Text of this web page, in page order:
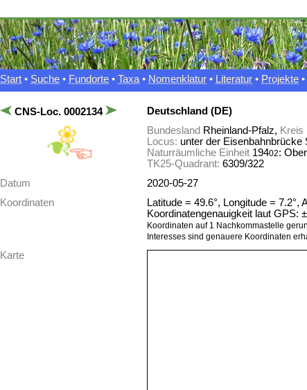
Start • Suche • Fundorte • Taxa • Nomenklatur • Literatur • Projekte •
CNS-Loc. 0002134
Deutschland (DE)
Bundesland Rheinland-Pfalz, Kreis
Locus: unter der Eisenbahnbrücke
Naturräumliche Einheit 19402:
TK25-Quadrant: 6309/322
Datum
2020-05-27
Koordinaten
Latitude = 49.6°, Longitude = 7.2°,
Koordinatengenauigkeit laut GPS:
Koordinaten auf 1 Nachkommastelle
Interesses sind genauere Koordinaten
Karte